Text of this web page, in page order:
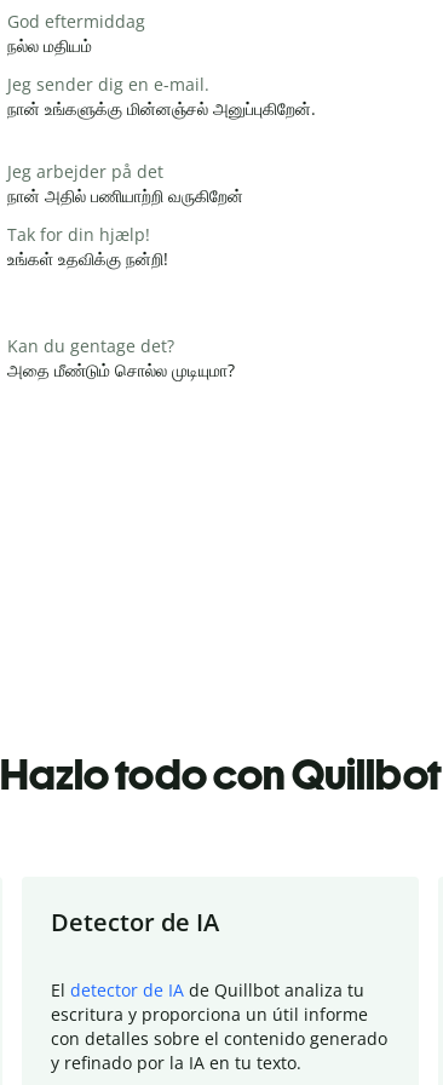
God eftermiddag
நல்ல மதியம்
Jeg sender dig en e-mail.
நான் உங்களுக்கு மின்னஞ்சல் அனுப்புகிறேன்.
Jeg arbejder på det
நான் அதில் பணியாற்றி வருகிறேன்
Tak for din hjælp!
உங்கள் உதவிக்கு நன்றி!
Kan du gentage det?
அதை மீண்டும் சொல்ல முடியுமா?
Hazlo todo con Quillbot
Detector de IA
El detector de IA de Quillbot analiza tu
escritura y proporciona un útil informe
con detalles sobre el contenido generado
y refinado por la IA en tu texto.